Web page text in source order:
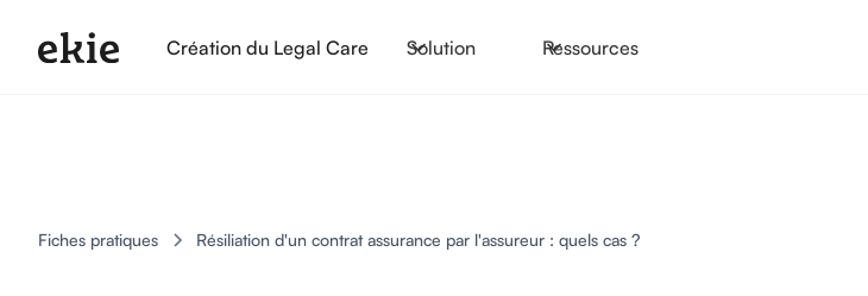
Création du Legal Care Solution Ressources
Fiches pratiques Résiliation d'un contrat assurance par l'assureur : quels cas ?